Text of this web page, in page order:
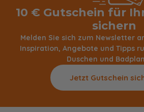
10 € Gutschein für
sichern
Melden Sie sich zum Newsletter
Inspiration, Angebote und Tipps
Duschen und
Jetzt Gutschein